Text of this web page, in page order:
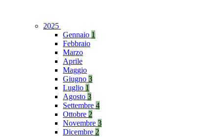
2025
Gennaio 1
Febbraio
Marzo
Aprile
Maggio
Giugno 3
Luglio 1
Agosto 3
Settembre 4
Ottobre 2
Novembre 3
Dicembre 2